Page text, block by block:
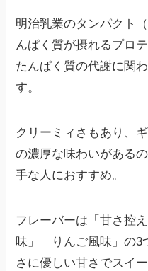
明治乳業のタンパクト
んぱく質が摂れるプロ
たんぱく質の代謝に関
す。
クリーミィさもあり、
の濃厚な味わいがある
手な人におすすめ。
フレーバーは「甘さ控
味」「りんご風味」の3
さに優しい甘さでスイ